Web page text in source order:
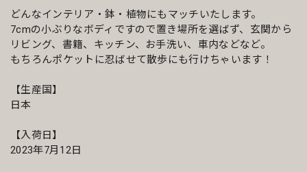
どんなインテリア・鉢・植物にもマッチいたします。
7cmの小ぶりなボディですので置き場所を選ばず、玄関から
リビング、書籍、キッチン、お手洗い、車内などなど。
もちろんポケットに忍ばせて散歩にも行けちゃいます！
【生産国】
日本
【入荷日】
2023年7月12日